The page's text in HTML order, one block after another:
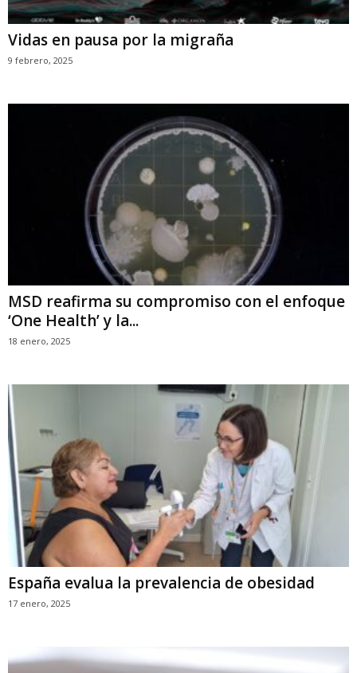
Vidas en pausa por la migraña
9 febrero, 2025
MSD reafirma su compromiso con el enfoque
‘One Health’ y la...
18 enero, 2025
España evalua la prevalencia de obesidad
17 enero, 2025